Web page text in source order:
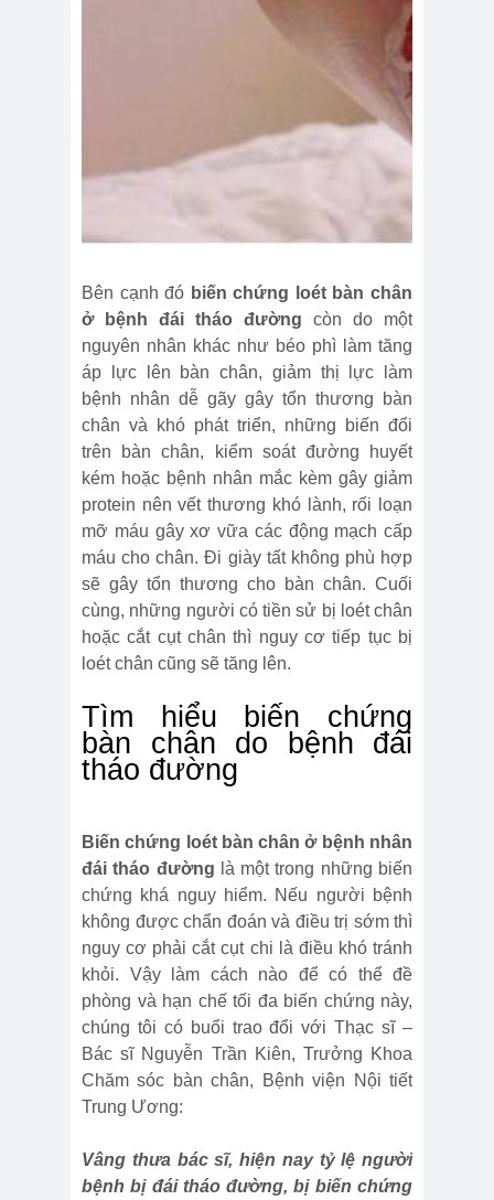
Bên cạnh đó biến chứng loét bàn chân
ở bệnh đái tháo đường còn do một
nguyên nhân khác như béo phì làm tăng
áp lực lên bàn chân, giảm thị lực làm
bệnh nhân dễ gãy gây tổn thương bàn
chân và khó phát triển, những biến đổi
trên bàn chân, kiểm soát đường huyết
kém hoặc bệnh nhân mắc kèm gây giảm
protein nên vết thương khó lành, rối loạn
mỡ máu gây xơ vữa các động mạch cấp
máu cho chân. Đi giày tất không phù hợp
sẽ gây tổn thương cho bàn chân. Cuối
cùng, những người có tiền sử bị loét chân
hoặc cắt cụt chân thì nguy cơ tiếp tục bị
loét chân cũng sẽ tăng lên.
Tìm hiểu biến chứng
bàn chân do bệnh đái
tháo đường
Biến chứng loét bàn chân ở bệnh nhân
đái tháo đường là một trong những biến
chứng khá nguy hiểm. Nếu người bệnh
không được chẩn đoán và điều trị sớm thì
nguy cơ phải cắt cụt chi là điều khó tránh
khỏi. Vậy làm cách nào để có thể đề
phòng và hạn chế tối đa biến chứng này,
chúng tôi có buổi trao đổi với Thạc sĩ –
Bác sĩ Nguyễn Trần Kiên, Trưởng Khoa
Chăm sóc bàn chân, Bệnh viện Nội tiết
Trung Ương:
Vâng thưa bác sĩ, hiện nay tỷ lệ người
bệnh bị đái tháo đường, bị biến chứng